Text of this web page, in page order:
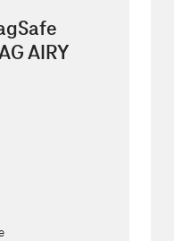
AIRY